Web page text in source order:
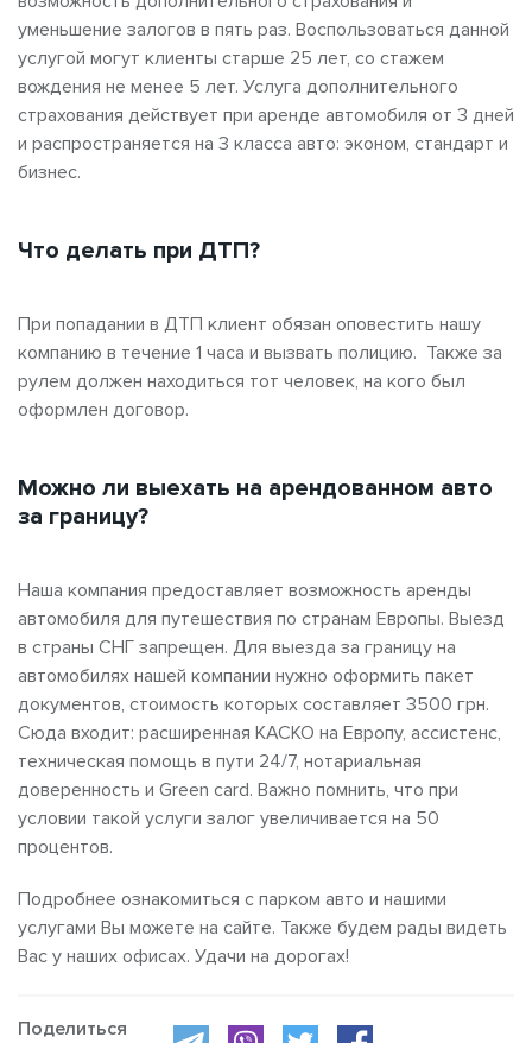
уменьшение залогов в пять раз. Воспользоваться данной
услугой могут клиенты старше 25 лет, со стажем
вождения не менее 5 лет. Услуга дополнительного
страхования действует при аренде автомобиля от 3 дней
и распространяется на 3 класса авто: эконом, стандарт и
бизнес.
Что делать при ДТП?
При попадании в ДТП клиент обязан оповестить нашу
компанию в течение 1 часа и вызвать полицию. Также за
рулем должен находиться тот человек, на кого был
оформлен договор.
Можно ли выехать на арендованном авто
за границу?
Наша компания предоставляет возможность аренды
автомобиля для путешествия по странам Европы. Выезд
в страны СНГ запрещен. Для выезда за границу на
автомобилях нашей компании нужно оформить пакет
документов, стоимость которых составляет 3500 грн.
Сюда входит: расширенная КАСКО на Европу, ассистенс,
техническая помощь в пути 24/7, нотариальная
доверенность и Green card. Важно помнить, что при
условии такой услуги залог увеличивается на 50
процентов.
Подробнее ознакомиться с парком авто и нашими
услугами Вы можете на сайте. Также будем рады видеть
Вас у наших офисах. Удачи на дорогах!
Поделиться